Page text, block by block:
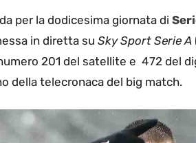
per la dodicesima giornata di
in diretta su Sky Sport Serie A
201 del satellite e 472 del
della telecronaca del big match.